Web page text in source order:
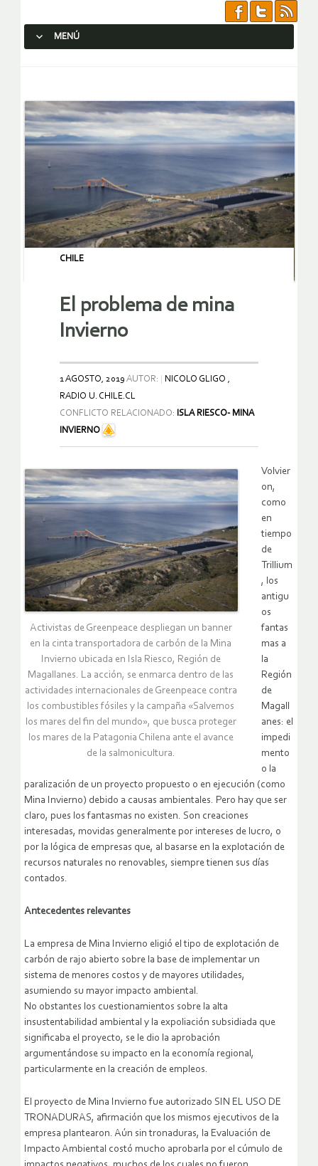
MENÚ
CHILE
El problema de mina
Invierno
1 AGOSTO, 2019 AUTOR:
NICOLO GLIGO ,
RADIO U. CHILE.CL
CONFLICTO RELACIONADO: ISLA RIESCO- MINA
INVIERNO
Activistas de Greenpeace despliegan un banner
en la cinta transportadora de carbón de la Mina
Invierno ubicada en Isla Riesco, Región de
Magallanes. La acción, se enmarca dentro de las
actividades internacionales de Greenpeace contra
los combustibles fósiles y la campaña «Salvemos
los mares del fin del mundo», que busca proteger
los mares de la Patagonia Chilena ante el avance
de la salmonicultura.
Volvier
on,
como
en
tiempo
de
Trillium
, los
antigu
os
fantas
mas a
la
Región
de
Magall
anes: el
impedi
mento
o la
paralización de un proyecto propuesto o en ejecución (como
Mina Invierno) debido a causas ambientales. Pero hay que ser
claro, pues los fantasmas no existen. Son creaciones
interesadas, movidas generalmente por intereses de lucro, o
por la lógica de empresas que, al basarse en la explotación de
recursos naturales no renovables, siempre tienen sus días
contados.
Antecedentes relevantes
La empresa de Mina Invierno eligió el tipo de explotación de
carbón de rajo abierto sobre la base de implementar un
sistema de menores costos y de mayores utilidades,
asumiendo su mayor impacto ambiental.
No obstantes los cuestionamientos sobre la alta
insustentabilidad ambiental y la expoliación subsidiada que
significaba el proyecto, se le dio la aprobación
argumentándose su impacto en la economía regional,
particularmente en la creación de empleos.
El proyecto de Mina Invierno fue autorizado SIN EL USO DE
TRONADURAS, afirmación que los mismos ejecutivos de la
empresa plantearon. Aún sin tronaduras, la Evaluación de
Impacto Ambiental costó mucho aprobarla por el cúmulo de